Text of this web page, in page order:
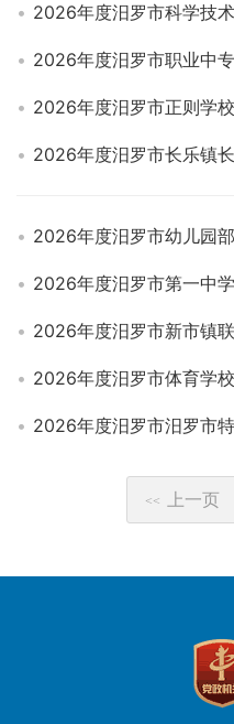
2026年度汨罗市科学技
2026年度汨罗市正则学
2026年度汨罗市幼儿园
2026年度汨罗市第一中
2026年度汨罗市新市镇
2026年度汨罗市体育学
<< 上一页